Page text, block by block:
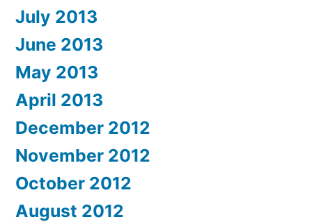
July 2013
June 2013
May 2013
April 2013
December 2012
November 2012
October 2012
August 2012